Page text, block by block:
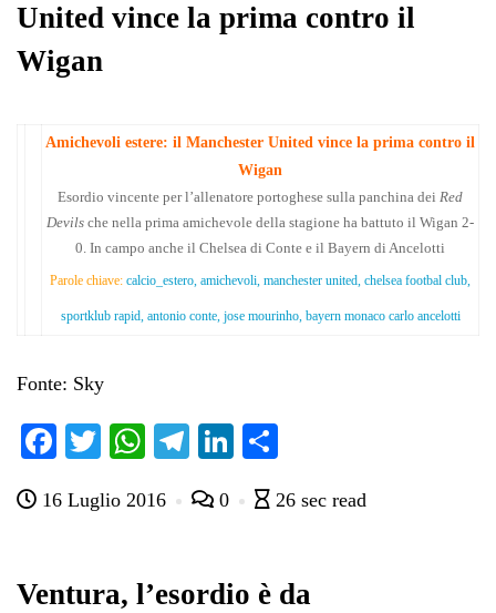
United vince la prima contro il
Wigan
Amichevoli estere: il Manchester United vince la prima contro il
Wigan
Esordio vincente per l’allenatore portoghese sulla panchina dei Red
Devils che nella prima amichevole della stagione ha battuto il Wigan 2-
0. In campo anche il Chelsea di Conte e il Bayern di Ancelotti
Parole chiave: calcio_estero, amichevoli, manchester united, chelsea footbal club,
sportklub rapid, antonio conte, jose mourinho, bayern monaco carlo ancelotti
Fonte: Sky
Fa
bo
T
tte
W
ts
pp
Te
gr
m
Li
ed di
di
16 Luglio 2016 0 26 sec read
Ventura, l’esordio è da